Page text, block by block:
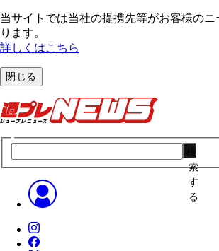
当サイトでは当社の提携先等がお客様の
ります。
詳しくはこちら
閉じる
索
す
る